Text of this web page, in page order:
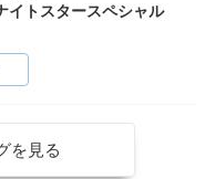
トスタースペシャル
を見る